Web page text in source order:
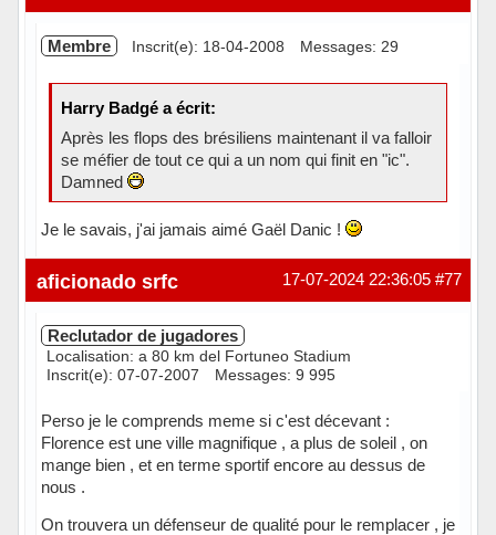
Membre Inscrit(e): 18-04-2008 Messages: 29
Harry Badgé a écrit:
Après les flops des brésiliens maintenant il va falloir
se méfier de tout ce qui a un nom qui finit en "ic".
Damned
Je le savais, j'ai jamais aimé Gaël Danic !
Hors ligne #77
17-07-2024 22:36:05
aficionado srfc
Reclutador de jugadores
Localisation: a 80 km del Fortuneo Stadium
Inscrit(e): 07-07-2007
Messages: 9 995
Perso je le comprends meme si c'est décevant :
Florence est une ville magnifique , a plus de soleil , on
mange bien , et en terme sportif encore au dessus de
nous .
On trouvera un défenseur de qualité pour le remplacer , je